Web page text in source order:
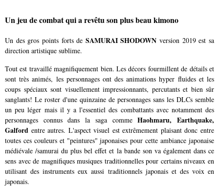
Un jeu de combat qui a revêtu son plus beau kimono
Un des gros points forts de SAMURAI SHODOWN version 2019 est sa
direction artistique sublime.
Tout est travaillé magnifiquement bien. Les décors fourmillent de détails et
sont très animés, les personnages ont des animations hyper fluides et les
coups spéciaux sont visuellement impressionnants, percutants et bien sûr
sanglants! Le roster d'une quinzaine de personnages sans les DLCs semble
un peu léger mais il y a l'essentiel des combattants avec notamment des
personnages connus dans la saga commeHaohmaru, Earthquake,
Galford entre autres. L'aspect visuel est extrêmement plaisant donc entre
toutes ces couleurs et "peintures" japonaises pour cette ambiance japonaise
médiévale /samurai du plus bel effet et la bande son va également dans ce
sens avec de magnifiques musiques traditionnelles pour certains niveaux en
utilisant des instruments eux aussi traditionnels japonais et des voix en
japonais.